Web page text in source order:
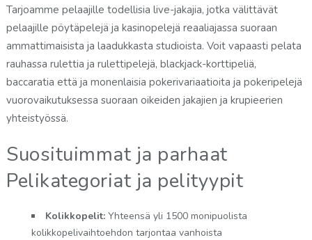
Tarjoamme pelaajille todellisia live-jakajia, jotka välittävät
pelaajille pöytäpelejä ja kasinopelejä reaaliajassa suoraan
ammattimaisista ja laadukkasta studioista. Voit vapaasti pelata
rauhassa rulettia ja rulettipelejä, blackjack-korttipeliä,
baccaratia että ja monenlaisia pokerivariaatioita ja pokeripelejä
vuorovaikutuksessa suoraan oikeiden jakajien ja krupieerien
yhteistyössä.
Suosituimmat ja parhaat
Pelikategoriat ja pelityypit
Kolikkopelit: Yhteensä yli 1500 monipuolista
kolikkopelivaihtoehdon tarjontaa vanhoista